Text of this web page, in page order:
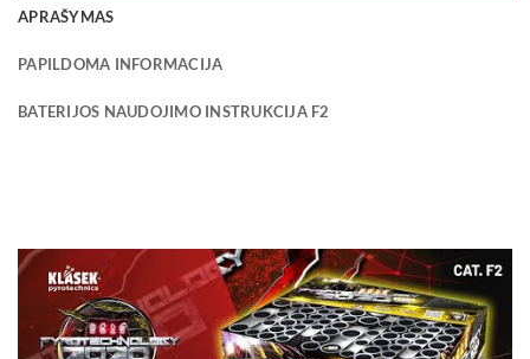
APRAŠYMAS
PAPILDOMA INFORMACIJA
BATERIJOS NAUDOJIMO INSTRUKCIJA F2